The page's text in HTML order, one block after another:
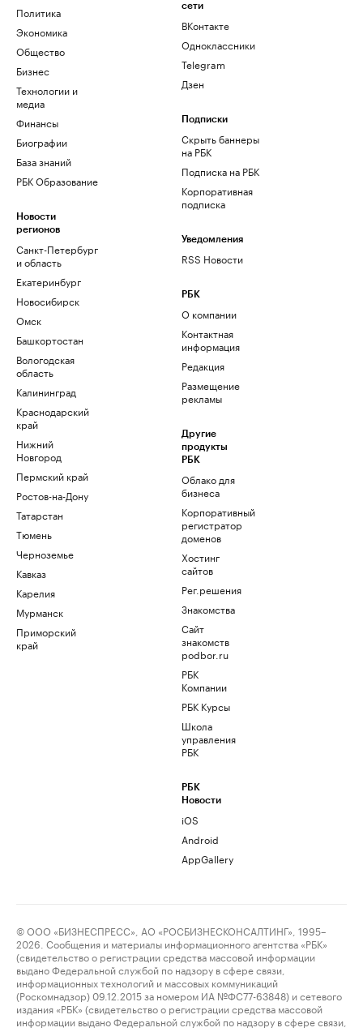
Политика
Экономика
Общество
Бизнес
Технологии и
медиа
Финансы
Биографии
База знаний
РБК Образование
Новости
регионов
Санкт-Петербург
и область
Екатеринбург
Новосибирск
Омск
Башкортостан
Вологодская
область
Калининград
Краснодарский
край
Нижний
Новгород
Пермский край
Ростов-на-Дону
Татарстан
Тюмень
Черноземье
Кавказ
Карелия
Мурманск
Приморский
край
сети
ВКонтакте
Одноклассники
Telegram
Дзен
Подписки
Скрыть баннеры
на РБК
Подписка на РБК
Корпоративная
подписка
Уведомления
RSS Новости
РБК
О компании
Контактная
информация
Редакция
Размещение
рекламы
Другие
продукты
РБК
Облако для
бизнеса
Корпоративный
регистратор
доменов
Хостинг
сайтов
Рег.решения
Знакомства
Сайт
знакомств
podbor.ru
РБК
Компании
РБК Курсы
Школа
управления
РБК
РБК
Новости
iOS
Android
AppGallery
© ООО «БИЗНЕСПРЕСС», АО «РОСБИЗНЕСКОНСАЛТИНГ», 1995–
2026. Сообщения и материалы информационного агентства «РБК»
(свидетельство о регистрации средства массовой информации
выдано Федеральной службой по надзору в сфере связи,
информационных технологий и массовых коммуникаций
(Роскомнадзор) 09.12.2015 за номером ИА №ФС77-63848) и сетевого
издания «РБК» (свидетельство о регистрации средства массовой
информации выдано Федеральной службой по надзору в сфере связи,